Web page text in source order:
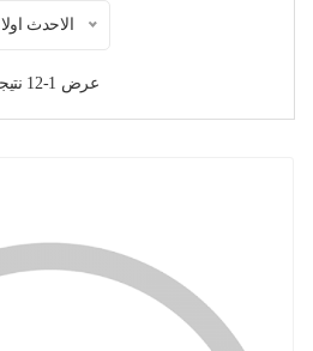
الاحدث اولا
عرض 1-12 نتيجة